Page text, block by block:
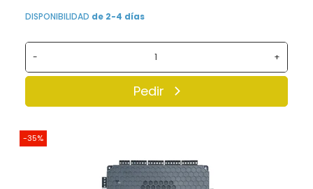
DISPONIBILIDAD de 2-4 días
- +
Pedir
-35%